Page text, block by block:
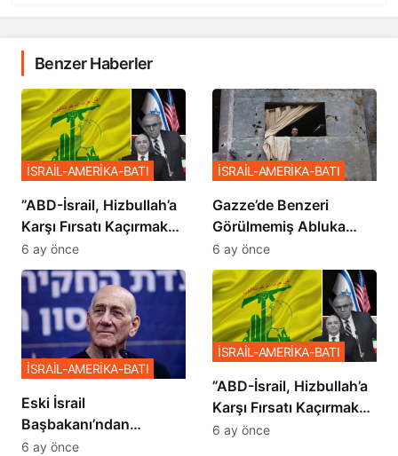
Benzer Haberler
​​​​​​​”ABD-İsrail, Hizbullah’a
Karşı Fırsatı Kaçırmak
İstemiyor”
İSRAİL-AMERİKA-BATI
6 ay önce
​​​​​​​Gazze’de Benzeri
Görülmemiş Abluka
Planı
İSRAİL-AMERİKA-BATI
6 ay önce
Eski İsrail
Başbakanı’ndan
Netanyahu’ya Ağır
İSRAİL-AMERİKA-BATI
6 ay önce
​​​​​​​”ABD-İsrail, Hizbullah’a
Karşı Fırsatı Kaçırmak
İstemiyor”
İSRAİL-AMERİKA-BATI
6 ay önce